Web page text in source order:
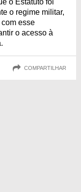
o Estatuto foi
o regime militar,
esse
o acesso à
COMPARTILHAR